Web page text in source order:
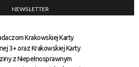
NEWSLETTER
Krakowskiej Karty
3+ oraz Krakowskiej Karty
z Niepełnosprawnym